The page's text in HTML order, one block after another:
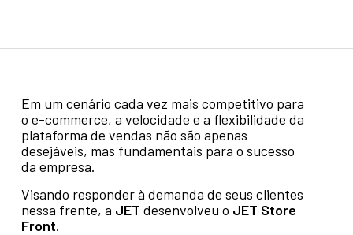
Em um cenário cada vez mais competitivo para
o e-commerce, a velocidade e a flexibilidade da
plataforma de vendas não são apenas
desejáveis, mas fundamentais para o sucesso
da empresa.
Visando responder à demanda de seus clientes
nessa frente, a JET desenvolveu o JET Store
Front.